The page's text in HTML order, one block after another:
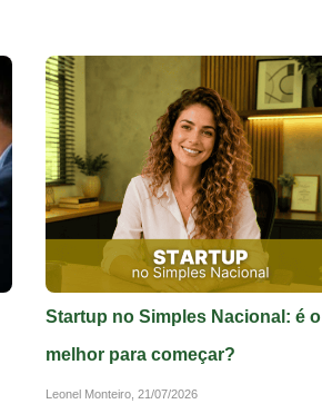
Startup no Simples Nacional: é o
melhor para começar?
Leonel Monteiro,21/07/2026